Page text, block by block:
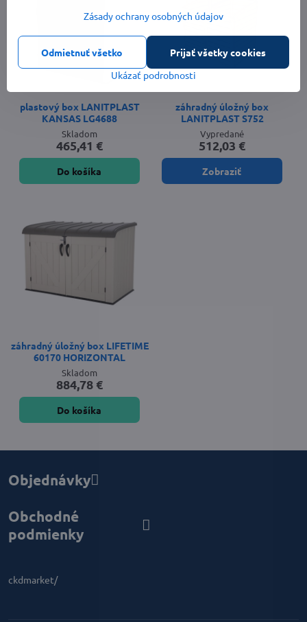
plastový box LANITPLAST
KANSAS LG4688
Skladom
465,41 €
Do košíka
záhradný úložný box
LANITPLAST S752
Vypredané
512,03 €
Zobraziť
záhradný úložný box LIFETIME
60170 HORIZONTAL
Skladom
884,78 €
Do košíka
Objednávky
Obchodné
podmienky
ckdmarket/
Zásady ochrany osobných údajov
Ukázať podrobnosti
Prijať všetky cookies
Odmietnuť všetko